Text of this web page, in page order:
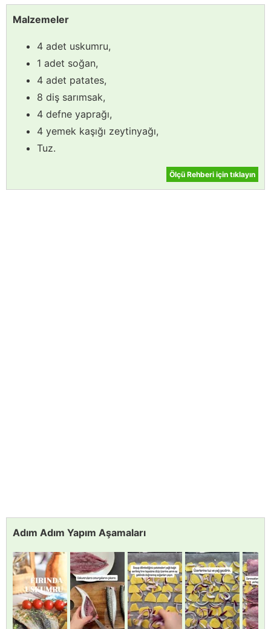
Malzemeler
4 adet uskumru,
1 adet soğan,
4 adet patates,
8 diş sarımsak,
4 defne yaprağı,
4 yemek kaşığı zeytinyağı,
Tuz.
Ölçü Rehberi için tıklayın
Adım Adım Yapım Aşamaları